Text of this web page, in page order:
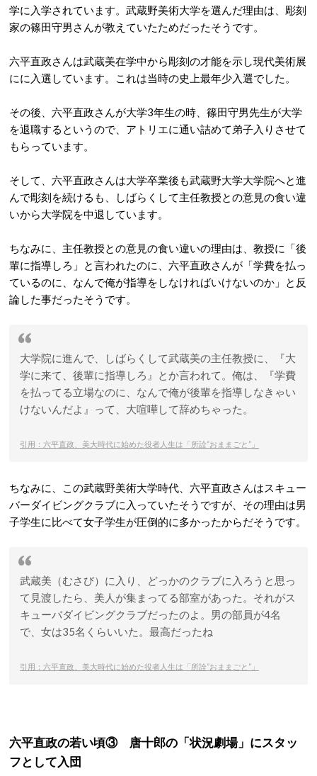
学に入学されています。武蔵野美術大学を選んだ理由は、彫刻
家の篠田守男さんが教えていたためだったそうです。
六平直政さんは武蔵美在学中から彫刻の才能を示し現代美術展
にに入選しています。これは当時の史上最年少入選でした。
その後、六平直政さんが大学3年生の時、篠田守男先生が大学
を退職するというので、アトリエに通い詰めて弟子入りさせて
もらっています。
そして、六平直政さんは大学卒業後も武蔵野大学大学院へと進
んで彫刻を続けるも、しばらくして主任教授との意見の食い違
いから大学院を中退しています。
ちなみに、主任教授との意見の食い違いの理由は、教授に「後
輩に指導しろ」と言われたのに、六平直政さんが「学費を払っ
ているのに、なんで俺が指導をしなければいけないのか」と反
論した事だったそうです。
大学院に進んで、しばらくして武蔵美の主任教授に、『大
学に来て、後輩に指導しろ』とか言われて。俺は、『学費
を払ってる立場なのに、なんで俺が後輩を指導しなきゃい
けないんだよ』って、大喧嘩して辞めちゃった。
引用：六平直政、美大時代に始めた役者人生は「所詮“おままごと”」
ちなみに、この武蔵野美術大学時代、六平直政さんはスキュー
バーダイビングクラブに入っていたそうですが、その理由は男
子学生に比べて女子学生が圧倒的に多かったからだそうです。
武蔵美（むさび）に入り、どっかのクラブに入ろうと思っ
て見渡したら、美人が集まってる部室があった。それがス
キューバダイビングクラブだったのよ。男の部員が4名
で、女は35名くらいいた。最高だったね
引用：六平直政、美大時代に始めた役者人生は「所詮“おままごと”」
六平直政の若い頃③ 唐十郎の「状況劇場」にスタッ
フとして入団